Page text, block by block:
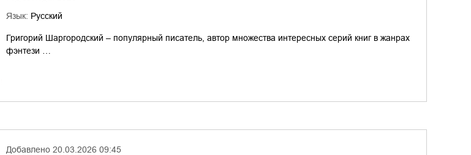
Язык: Русский
Григорий Шаргородский – популярный писатель, автор множества интересных серий книг в жанрах
фэнтези …
Добавлено 20.03.2026 09:45